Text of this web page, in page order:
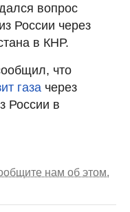
вопрос
России через
в КНР.
что
газа через
России в
нам об этом.